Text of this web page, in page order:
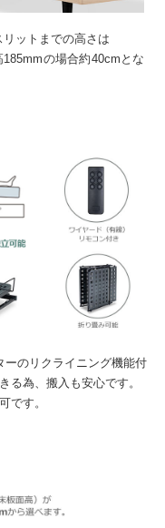
ットまでの高さは
の場合約40cmとな
ーのリクライニング機能付
る為、搬入も安心です。
です。